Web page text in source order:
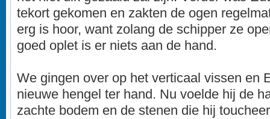
tekort gekomen en zakten de ogen
erg is hoor, want zolang de schipper ze
goed oplet is er niets aan de hand.
We gingen over op het verticaal vissen en
nieuwe hengel ter hand. Nu voelde hij de
zachte bodem en de stenen die hij